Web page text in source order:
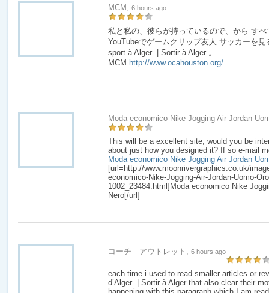
MCM, 6 hours ago
私と私の、彼らが持っているので、から す
YouTubeでゲームクリップ友人 サッカーを
sport à Alger | Sortir à Alger 。
MCM http://www.ocahouston.org/
Moda economico Nike Jogging Air Jordan
This will be a excellent site, would you be
about just how you designed it? If so e-mail
Moda economico Nike Jogging Air Jordan
[url=http://www.moonrivergraphics.co.uk/
economico-Nike-Jogging-Air-Jordan-Uomo-
1002_23484.html]Moda economico Nike
Nero[/url]
コーチ アウトレット, 6 hours ago
each time i used to read smaller articles or
d’Alger | Sortir à Alger that also clear their